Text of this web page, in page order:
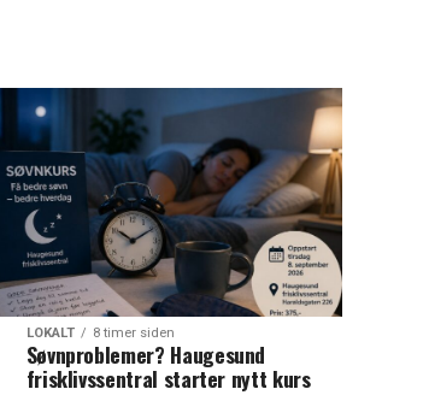
LOKALT 8 timer siden
Søvnproblemer? Haugesund
frisklivssentral starter nytt kurs